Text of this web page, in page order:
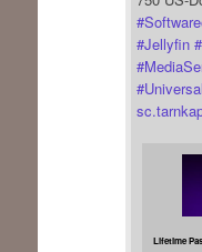
#
#Jellyfin #
#
#
Lifetime